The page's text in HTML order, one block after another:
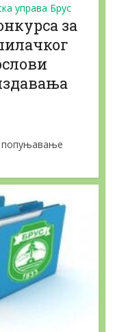
управа Брус
за
попуњавање